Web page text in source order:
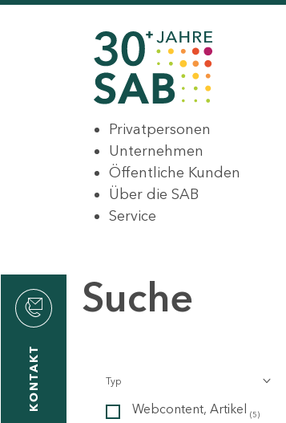
Privatpersonen
Unternehmen
Öffentliche Kunden
Über die SAB
Service
KONTAKT
Suche
Typ
Webcontent, Artikel (5)